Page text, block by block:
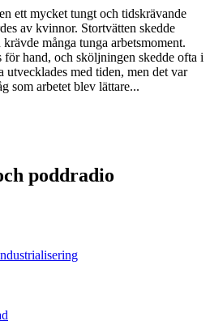
ett mycket tungt och tidskrävande
av kvinnor. Stortvätten skedde
många tunga arbetsmoment.
för hand, och sköljningen skedde ofta i
utvecklades med tiden, men det var
som arbetet blev lättare...
poddradio